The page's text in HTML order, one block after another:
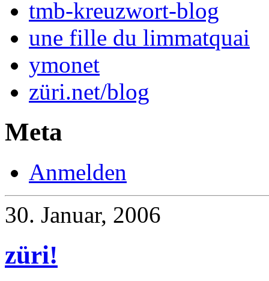
tmb-kreuzwort-blog
une fille du limmatquai
ymonet
züri.net/blog
Meta
Anmelden
30. Januar, 2006
züri!